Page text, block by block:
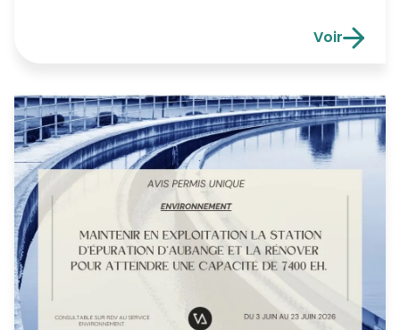
l’aménagement du territoire de la commune
de l’avant-projet du futur Schéma de […]
Voir
Avant-